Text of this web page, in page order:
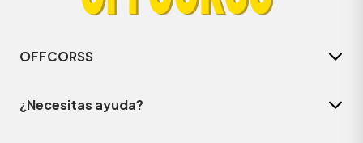
OFFCORSS
¿Necesitas ayuda?